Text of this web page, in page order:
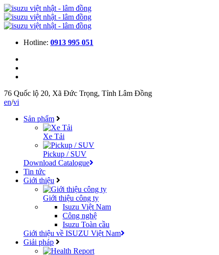
Hotline: 0913 995 051
76 Quốc lộ 20, Xã Đức Trọng, Tỉnh Lâm Đồng
en/vi
Sản phẩm
Xe Tải
Pickup / SUV
Download Catalogue
Tin tức
Giới thiệu
Giới thiệu công ty
Isuzu Việt Nam
Công nghệ
Isuzu Toàn cầu
Giới thiệu về ISUZU Việt Nam
Giải pháp